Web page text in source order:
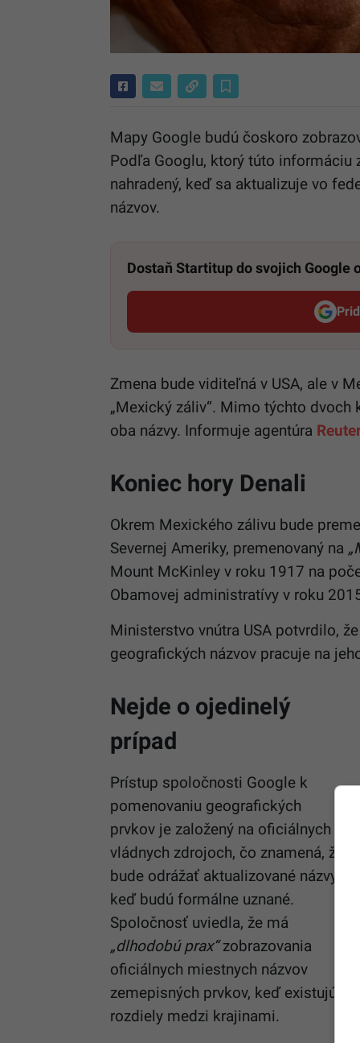
Mapy Google budú čoskoro
Podľa Googlu, ktorý túto informáciu
nahradený, keď sa aktualizuje vo
názvov.
Dostaň Startitup do svojich Google
Zmena bude viditeľná v USA, ale v
„Mexický záliv“. Mimo týchto
oba názvy. Informuje agentúra
Koniec hory Denali
Okrem Mexického zálivu bude
Severnej Ameriky, premenovaný na
Mount McKinley v roku 1917 na
Obamovej administratívy v roku
Ministerstvo vnútra USA potvrdilo,
geografických názvov pracuje na
Nejde o ojedinelý
prípad
Prístup spoločnosti Google k
pomenovaniu geografických
prvkov je založený na oficiálnych
vládnych zdrojoch, čo znamená, že
bude odrážať aktualizované názvy,
keď budú formálne uznané.
Spoločnosť uviedla, že má
„dlhodobú prax“zobrazovania
oficiálnych miestnych názvov
zemepisných prvkov, keď existujú
rozdiely medzi krajinami.